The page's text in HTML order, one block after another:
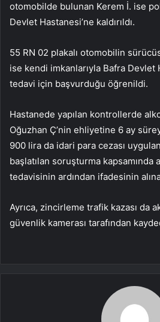
otomobilde bulunan Kerem İ. ise
Devlet Hastanesi’ne kaldırıldı.
55 RN 02 plakalı otomobilin
ise kendi imkanlarıyla Bafra Devlet
tedavi için başvurduğu öğrenildi.
Hastanede yapılan kontrollerde
Oğuzhan Ç’nin ehliyetine 6 ay
900 lira da idari para cezası
başlatılan soruşturma kapsamında
tedavisinin ardından ifadesinin
Ayrıca, zincirleme trafik kazası da
güvenlik kamerası tarafından